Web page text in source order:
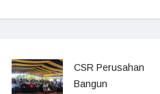
CSR Perusahan
Bangun